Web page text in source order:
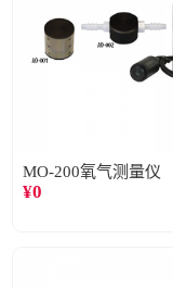
MO-200氧气测量仪
¥0